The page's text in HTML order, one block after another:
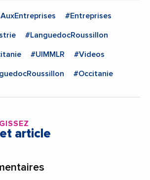
#Entreprises
#LanguedocRoussillon
#UIMMLR #Videos
#Occitanie
article